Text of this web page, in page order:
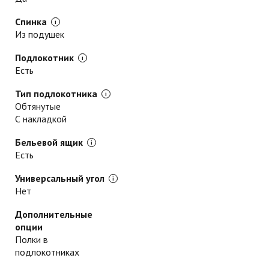
Спинка
Из подушек
Подлокотник
Есть
Тип подлокотника
Обтянутые
С накладкой
Бельевой ящик
Есть
Универсальный угол
Нет
Дополнительные
опции
Полки в
подлокотниках